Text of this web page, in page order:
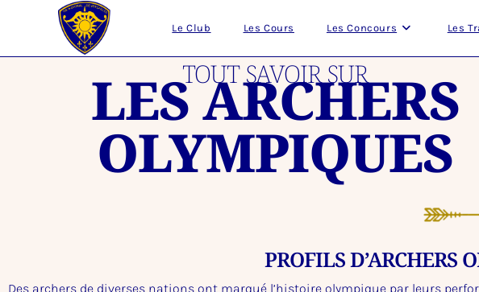
Le Club Les Cours Les Concours Les
TOUT SAVOIR SUR
LES ARCHERS
OLYMPIQUES
PROFILS D’ARCHERS
Des archers de diverses nations ont marqué l’histoire olympique par leurs